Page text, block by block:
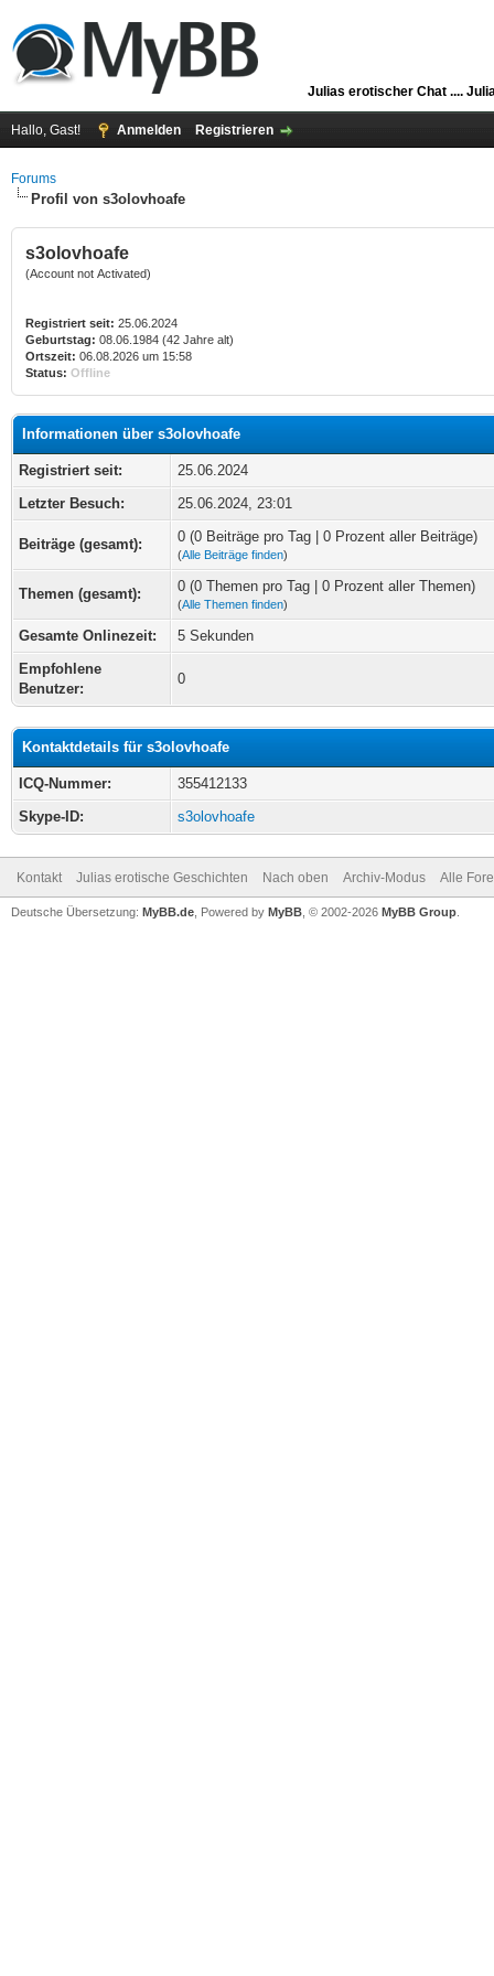
Julias erotischer Chat ....
Hallo, Gast! Anmelden Registrieren
Forums
Profil von s3olovhoafe
s3olovhoafe
(Account not Activated)
Registriert seit: 25.06.2024
Geburtstag: 08.06.1984 (42 Jahre alt)
Ortszeit: 06.08.2026 um 15:58
Status: Offline
Informationen über s3olovhoafe
Registriert seit:
25.06.2024
Letzter Besuch:
25.06.2024, 23:01
Beiträge (gesamt): 0 (0 Beiträge pro Tag | 0 Prozent aller Beiträge)
(Alle Beiträge finden)
Themen (gesamt): 0 (0 Themen pro Tag | 0 Prozent aller Themen)
(Alle Themen finden)
Gesamte Onlinezeit:
5 Sekunden
Empfohlene
Benutzer:
0
Kontaktdetails für s3olovhoafe
ICQ-Nummer:
355412133
Skype-ID:
s3olovhoafe
Kontakt Julias erotische Geschichten Nach oben Archiv-Modus Alle
Deutsche Übersetzung: MyBB.de , Powered by MyBB , © 2002-2026 MyBB Group